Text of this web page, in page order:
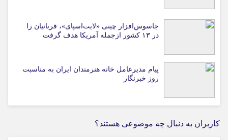
جاسوس‌افزار چینی «لایت‌اسپای»، قربانیان را
در ۱۳ کشور ازجمله آمریکا هدف گرفت
پیام مدیرعامل خانه هنرمندان ایران به مناسبت
روز خبرنگار
کاربران به دنبال چه موضوعی هستند؟